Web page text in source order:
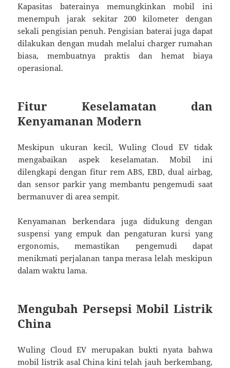
Kapasitas baterainya memungkinkan mobil ini
menempuh jarak sekitar 200 kilometer dengan
sekali pengisian penuh. Pengisian baterai juga dapat
dilakukan dengan mudah melalui charger rumahan
biasa, membuatnya praktis dan hemat biaya
operasional.
Fitur Keselamatan dan
Kenyamanan Modern
Meskipun ukuran kecil, Wuling Cloud EV tidak
mengabaikan aspek keselamatan. Mobil ini
dilengkapi dengan fitur rem ABS, EBD, dual airbag,
dan sensor parkir yang membantu pengemudi saat
bermanuver di area sempit.
Kenyamanan berkendara juga didukung dengan
suspensi yang empuk dan pengaturan kursi yang
ergonomis, memastikan pengemudi dapat
menikmati perjalanan tanpa merasa lelah meskipun
dalam waktu lama.
Mengubah Persepsi Mobil Listrik
China
Wuling Cloud EV merupakan bukti nyata bahwa
mobil listrik asal China kini telah jauh berkembang,